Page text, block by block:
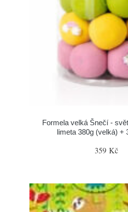
Formela velká Šnečí -
limeta 380g (velká) +
359 Kč